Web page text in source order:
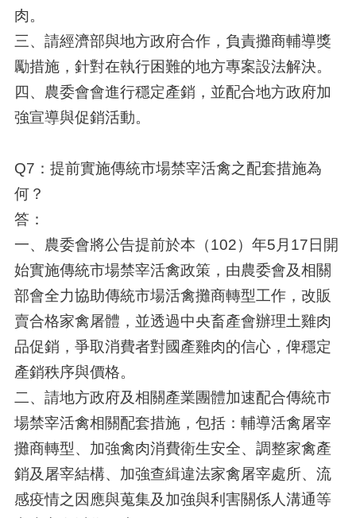
肉。
三、請經濟部與地方政府合作，負責攤商輔導獎
勵措施，針對在執行困難的地方專案設法解決。
四、農委會會進行穩定產銷，並配合地方政府加
強宣導與促銷活動。
Q7：提前實施傳統市場禁宰活禽之配套措施為
何？
答：
一、農委會將公告提前於本（102）年5月17日開
始實施傳統市場禁宰活禽政策，由農委會及相關
部會全力協助傳統市場活禽攤商轉型工作，改販
賣合格家禽屠體，並透過中央畜產會辦理土雞肉
品促銷，爭取消費者對國產雞肉的信心，俾穩定
產銷秩序與價格。
二、請地方政府及相關產業團體加速配合傳統市
場禁宰活禽相關配套措施，包括：輔導活禽屠宰
攤商轉型、加強禽肉消費衛生安全、調整家禽產
銷及屠宰結構、加強查緝違法家禽屠宰處所、流
感疫情之因應與蒐集及加強與利害關係人溝通等